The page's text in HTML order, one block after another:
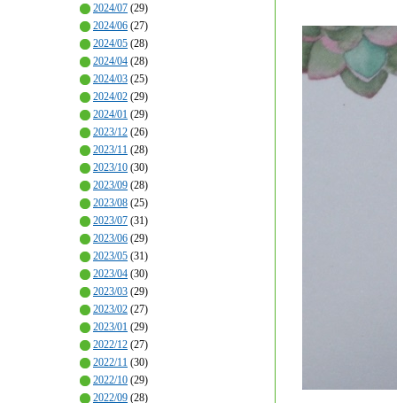
2024/07 (29)
2024/06 (27)
2024/05 (28)
2024/04 (28)
2024/03 (25)
2024/02 (29)
2024/01 (29)
2023/12 (26)
2023/11 (28)
2023/10 (30)
2023/09 (28)
2023/08 (25)
2023/07 (31)
2023/06 (29)
2023/05 (31)
2023/04 (30)
2023/03 (29)
2023/02 (27)
2023/01 (29)
2022/12 (27)
2022/11 (30)
2022/10 (29)
2022/09 (28)